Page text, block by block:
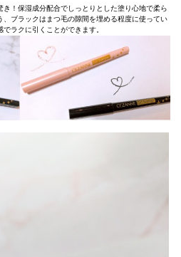
！保湿成分配合でしっとりとした塗り心地で柔ら
ブラックはまつ毛の隙間を埋める程度に使ってい
でラクに引くことができます。